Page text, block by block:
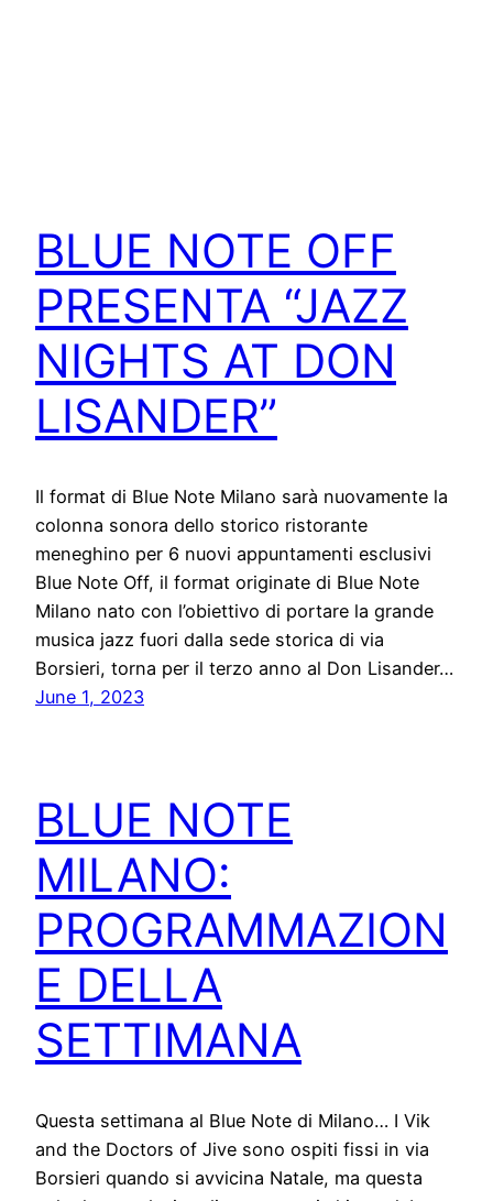
BLUE NOTE OFF
PRESENTA “JAZZ
NIGHTS AT DON
LISANDER”
Il format di Blue Note Milano sarà nuovamente la
colonna sonora dello storico ristorante
meneghino per 6 nuovi appuntamenti esclusivi
Blue Note Off, il format originate di Blue Note
Milano nato con l’obiettivo di portare la grande
musica jazz fuori dalla sede storica di via
Borsieri, torna per il terzo anno al Don Lisander…
June 1, 2023
BLUE NOTE
MILANO:
PROGRAMMAZION
E DELLA
SETTIMANA
Questa settimana al Blue Note di Milano… I Vik
and the Doctors of Jive sono ospiti fissi in via
Borsieri quando si avvicina Natale, ma questa